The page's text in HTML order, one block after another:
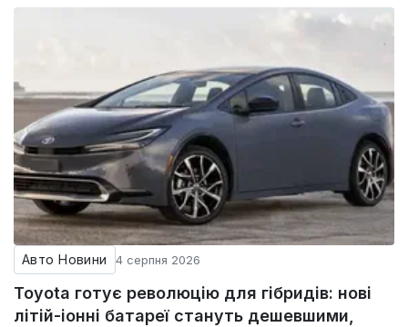
Авто Новини 4 серпня 2026
Toyota готує революцію для гібридів: нові
літій-іонні батареї стануть дешевшими,